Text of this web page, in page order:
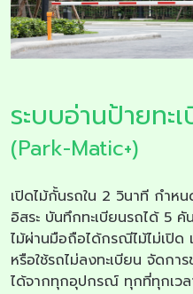
ระบบอ่านป้ายทะ
(Park-Matic+)
เปิดไม้กั้นรถใน 2 วินาที กำห
อิสระ บันทึกทะเบียนรถได้ 5
ไม้ผ่านมือถือได้กรณีไม้ไม่เปิ
หรือใช้รถไม่ลงทะเบียน จัดก
ได้จากทุกอุปกรณ์ ทุกที่ทุกเวล